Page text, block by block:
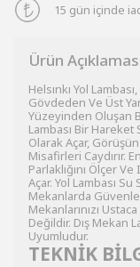
15 gün içinde
Ürün
Helsınkı Yol
Gövdeden Ve Üst
Yüzeyinden Oluşan
Lambası Bir Hareket
Olarak Açar,
Misafirleri Caydırır.
Parlaklığını Ölçer
Açar. Yol Lambası Su
Mekanlarda Güvenle
Mekanlarınızı
Değildir. Dış Mekan
Uyumludur.
TEKNİK